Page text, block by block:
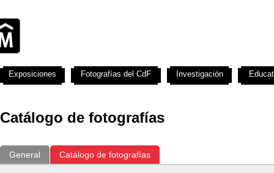
Catálogo de fotografías
General Catálogo de fotografías
Exposiciones Fotografías del CdF Investigación